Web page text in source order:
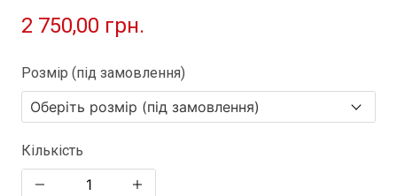
2 750,00 грн.
Розмір (під замовлення)
Кількість